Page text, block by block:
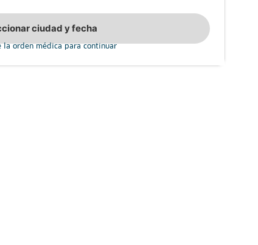
ciudad y fecha
orden médica para continuar